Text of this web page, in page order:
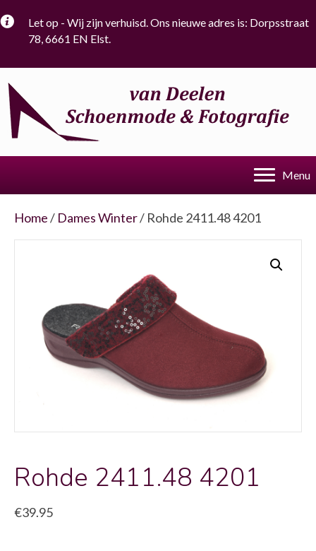
Let op - Wij zijn verhuisd. Ons nieuwe adres is: Dorpsstraat
78, 6661 EN Elst.
Menu
Home/ Dames Winter/ Rohde 2411.48 4201
Rohde 2411.48 4201
€39.95